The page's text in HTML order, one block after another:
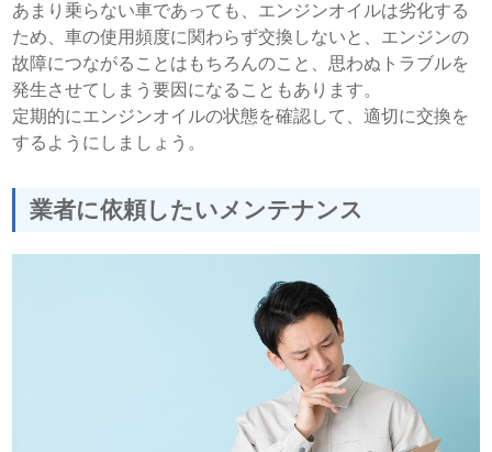
あまり乗らない車であっても、エンジンオイルは劣化する
ため、車の使用頻度に関わらず交換しないと、エンジンの
故障につながることはもちろんのこと、思わぬトラブルを
発生させてしまう要因になることもあります。
定期的にエンジンオイルの状態を確認して、適切に交換を
するようにしましょう。
業者に依頼したいメンテナンス